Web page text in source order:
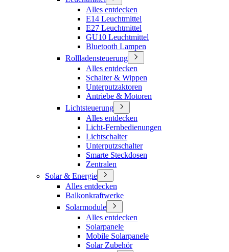
Alles entdecken
E14 Leuchtmittel
E27 Leuchtmittel
GU10 Leuchtmittel
Bluetooth Lampen
Rollladensteuerung
Alles entdecken
Schalter & Wippen
Unterputzaktoren
Antriebe & Motoren
Lichtsteuerung
Alles entdecken
Licht-Fernbedienungen
Lichtschalter
Unterputzschalter
Smarte Steckdosen
Zentralen
Solar & Energie
Alles entdecken
Balkonkraftwerke
Solarmodule
Alles entdecken
Solarpanele
Mobile Solarpanele
Solar Zubehör